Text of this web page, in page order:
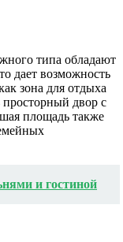
типа обладают
дает возможность
зона для отдыха
просторный двор с
площадь также
и гостиной